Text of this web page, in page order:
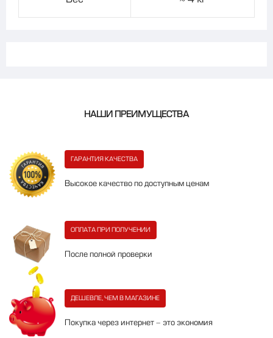
НАШИ ПРЕИМУЩЕСТВА
ГАРАНТИЯ КАЧЕСТВА
Высокое качество по доступным ценам
ОПЛАТА ПРИ ПОЛУЧЕНИИ
После полной проверки
ДЕШЕВЛЕ, ЧЕМ В МАГАЗИНЕ
Покупка через интернет - это экономия